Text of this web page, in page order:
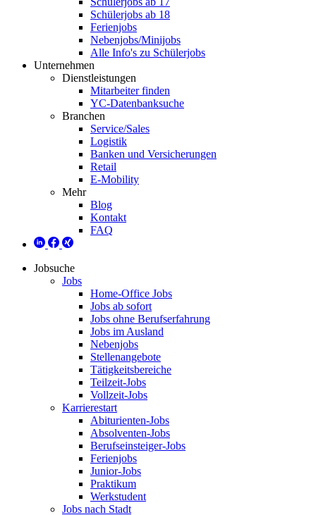
Schülerjobs ab 18
Ferienjobs
Nebenjobs/Minijobs
Alle Info's zu Schülerjobs
Unternehmen
Dienstleistungen
Mitarbeiter finden
YC-Datenbanksuche
Branchen
Service/Sales
Logistik
Banken und Versicherungen
Retail
E-Mobility
Mehr
Blog
Kontakt
FAQ
Jobsuche
Jobs
Home-Office Jobs
Jobs ab sofort
Jobs ohne Berufserfahrung
Jobs im Ausland
Nebenjobs
Stellenangebote
Tätigkeitsbereiche
Teilzeit-Jobs
Vollzeit-Jobs
Karrierestart
Abiturienten-Jobs
Absolventen-Jobs
Berufseinsteiger-Jobs
Ferienjobs
Junior-Jobs
Praktikum
Werkstudent
Jobs nach Stadt